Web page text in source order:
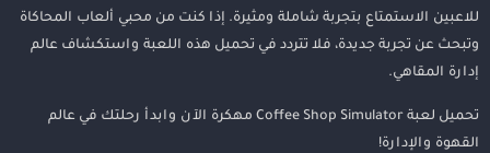
للاعبين الاستمتاع بتجربة شاملة ومثيرة. إذا كنت من محبي ألعاب المحاكاة
وتبحث عن تجربة جديدة، فلا تتردد في تحميل هذه اللعبة واستكشاف عالم
إدارة المقاهي.
تحميل لعبة Coffee Shop Simulator مهكرة الآن وابدأ رحلتك في عالم
القهوة والإدارة!